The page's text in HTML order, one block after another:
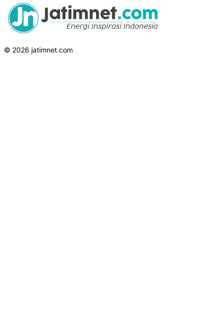
© 2026 jatimnet.com